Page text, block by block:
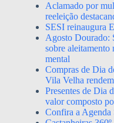
Aclamado por
reeleição
SESI reinaugura
Agosto Dourado:
sobre aleitamento
mental
Compras de Dia
Vila Velha
Presentes de Dia
valor composto
Confira a Agenda